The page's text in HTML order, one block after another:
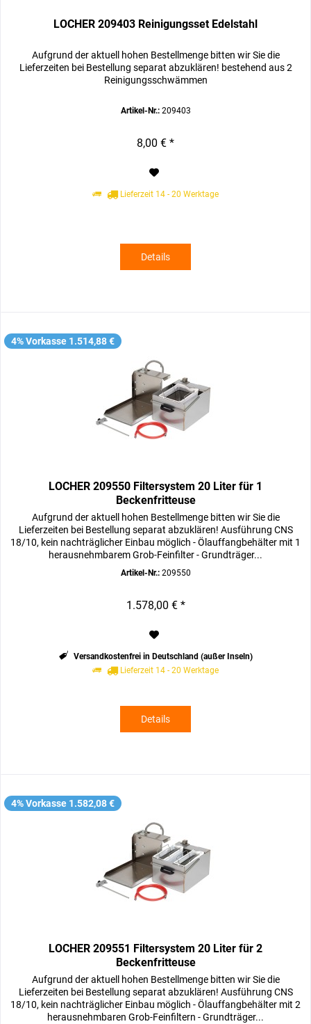
LOCHER 209403 Reinigungsset Edelstahl
Aufgrund der aktuell hohen Bestellmenge bitten wir Sie die
Lieferzeiten bei Bestellung separat abzuklären! bestehend aus 2
Reinigungsschwämmen
Artikel-Nr.:209403
8,00 € *
Lieferzeit 14 - 20 Werktage
Details
4% Vorkasse 1.514,88 €
LOCHER 209550 Filtersystem 20 Liter für 1
Beckenfritteuse
Aufgrund der aktuell hohen Bestellmenge bitten wir Sie die
Lieferzeiten bei Bestellung separat abzuklären! Ausführung CNS
18/10, kein nachträglicher Einbau möglich - Ölauffangbehälter mit 1
herausnehmbarem Grob-Feinfilter - Grundträger...
Artikel-Nr.:209550
1.578,00 € *
Versandkostenfrei in Deutschland (außer Inseln)
Lieferzeit 14 - 20 Werktage
Details
4% Vorkasse 1.582,08 €
LOCHER 209551 Filtersystem 20 Liter für 2
Beckenfritteuse
Aufgrund der aktuell hohen Bestellmenge bitten wir Sie die
Lieferzeiten bei Bestellung separat abzuklären! Ausführung CNS
18/10, kein nachträglicher Einbau möglich - Ölauffangbehälter mit 2
herausnehmbaren Grob-Feinfiltern - Grundträger...